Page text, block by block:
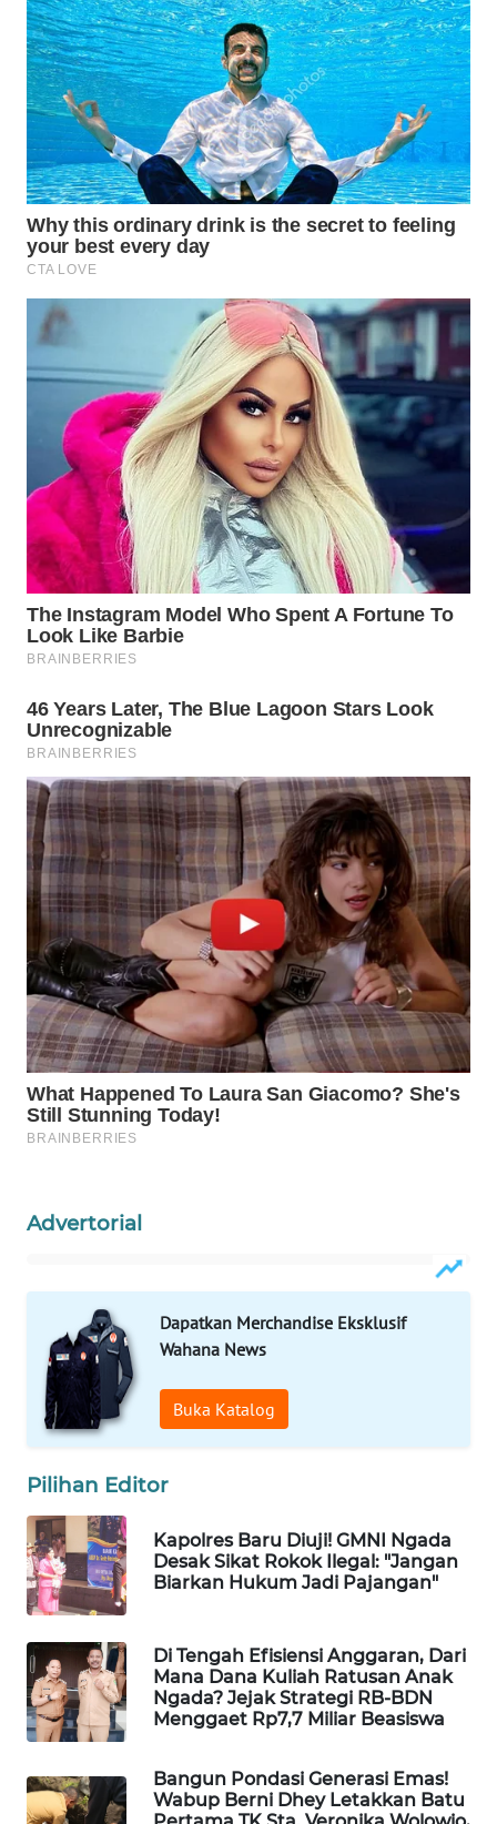
Advertorial
Dapatkan Merchandise Eksklusif
Wahana News
Buka Katalog
Pilihan Editor
Kapolres Baru Diuji! GMNI Ngada
Desak Sikat Rokok Ilegal: "Jangan
Biarkan Hukum Jadi Pajangan"
Di Tengah Efisiensi Anggaran, Dari
Mana Dana Kuliah Ratusan Anak
Ngada? Jejak Strategi RB-BDN
Menggaet Rp7,7 Miliar Beasiswa
Bangun Pondasi Generasi Emas!
Wabup Berni Dhey Letakkan Batu
LABUANBAJO
WN
BORNEO
Wahana
Media
Group
WAHANA
NEWS
WAHANA
WAHANA
ADVOKAT
WAHANA
INFRASTRUKTUR
WAHANA
KONSUMEN
WAHANA
LISTRIK
WAHANA
TRAVEL
WAHANA
TV
WAHANANEWS
ID
WAHANANEWS
CO ID
WAHANANEWS
NET
WAHANA
WAHANA
SELEB
WAHANA
PERSONA
OTOMOTIF
WAHANA
HEALTH
DESA
WISATA
LAPAK
Wahana